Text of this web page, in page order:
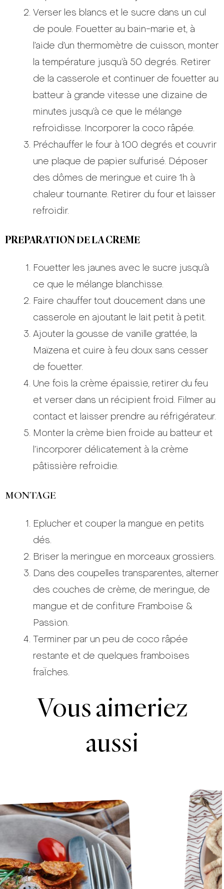
Verser les blancs et le sucre dans un cul
de poule. Fouetter au bain-marie et, à
l’aide d’un thermomètre de cuisson, monter
la température jusqu’à 50 degrés. Retirer
de la casserole et continuer de fouetter au
batteur à grande vitesse une dizaine de
minutes jusqu’à ce que le mélange
refroidisse. Incorporer la coco râpée.
Préchauffer le four à 100 degrés et couvrir
une plaque de papier sulfurisé. Déposer
des dômes de meringue et cuire 1h à
chaleur tournante. Retirer du four et laisser
refroidir.
PREPARATION DE LA CREME
Fouetter les jaunes avec le sucre jusqu’à
ce que le mélange blanchisse.
Faire chauffer tout doucement dans une
casserole en ajoutant le lait petit à petit.
Ajouter la gousse de vanille grattée, la
Maïzena et cuire à feu doux sans cesser
de fouetter.
Une fois la crème épaissie, retirer du feu
et verser dans un récipient froid. Filmer au
contact et laisser prendre au réfrigérateur.
Monter la crème bien froide au batteur et
l’incorporer délicatement à la crème
pâtissière refroidie.
MONTAGE
Eplucher et couper la mangue en petits
dés.
Briser la meringue en morceaux grossiers.
Dans des coupelles transparentes, alterner
des couches de crème, de meringue, de
mangue et de confiture Framboise &
Passion.
Terminer par un peu de coco râpée
restante et de quelques framboises
fraÏches.
Vous aimeriez
aussi